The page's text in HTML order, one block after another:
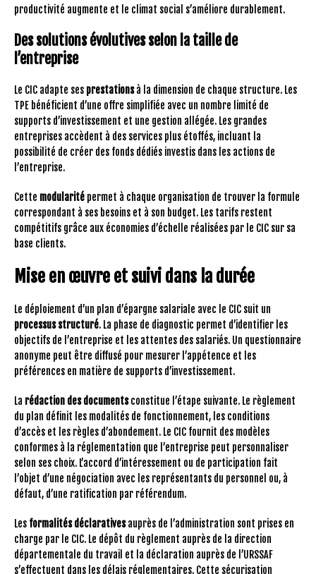
productivité augmente et le climat social s’améliore durablement.
Des solutions évolutives selon la taille de
l’entreprise
Le CIC adapte ses prestationsà la dimension de chaque structure. Les
TPE bénéficient d’une offre simplifiée avec un nombre limité de
supports d’investissement et une gestion allégée. Les grandes
entreprises accèdent à des services plus étoffés, incluant la
possibilité de créer des fonds dédiés investis dans les actions de
l’entreprise.
Cette modularité permet à chaque organisation de trouver la formule
correspondant à ses besoins et à son budget. Les tarifs restent
compétitifs grâce aux économies d’échelle réalisées par le CIC sur sa
base clients.
Mise en œuvre et suivi dans la durée
Le déploiement d’un plan d’épargne salariale avec le CIC suit un
processus structuré. La phase de diagnostic permet d’identifier les
objectifs de l’entreprise et les attentes des salariés. Un questionnaire
anonyme peut être diffusé pour mesurer l’appétence et les
préférences en matière de supports d’investissement.
La rédaction des documentsconstitue l’étape suivante. Le règlement
du plan définit les modalités de fonctionnement, les conditions
d’accès et les règles d’abondement. Le CIC fournit des modèles
conformes à la réglementation que l’entreprise peut personnaliser
selon ses choix. L’accord d’intéressement ou de participation fait
l’objet d’une négociation avec les représentants du personnel ou, à
défaut, d’une ratification par référendum.
Les formalités déclarativesauprès de l’administration sont prises en
charge par le CIC. Le dépôt du règlement auprès de la direction
départementale du travail et la déclaration auprès de l’URSSAF
s’effectuent dans les délais réglementaires. Cette sécurisation